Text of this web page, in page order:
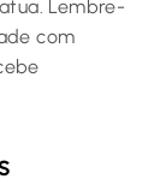
Lembre-
com